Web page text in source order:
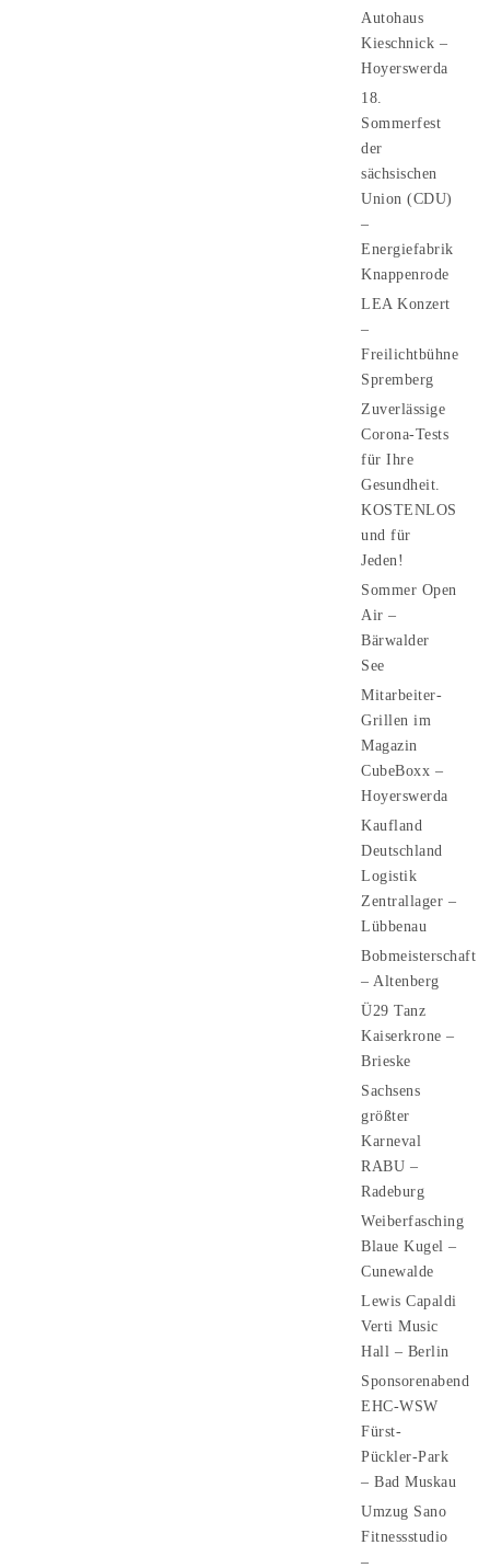
Autohaus
Kieschnick –
Hoyerswerda
18.
Sommerfest
der
sächsischen
Union (CDU)
–
Energiefabrik
Knappenrode
LEA Konzert
–
Freilichtbühne
Spremberg
Zuverlässige
Corona-Tests
für Ihre
Gesundheit.
KOSTENLOS
und für
Jeden!
Sommer Open
Air –
Bärwalder
See
Mitarbeiter-
Grillen im
Magazin
CubeBoxx –
Hoyerswerda
Kaufland
Deutschland
Logistik
Zentrallager –
Lübbenau
Bobmeisterschaft
– Altenberg
Ü29 Tanz
Kaiserkrone –
Brieske
Sachsens
größter
Karneval
RABU –
Radeburg
Weiberfasching
Blaue Kugel –
Cunewalde
Lewis Capaldi
Verti Music
Hall – Berlin
Sponsorenabend
EHC-WSW
Fürst-
Pückler-Park
– Bad Muskau
Umzug Sano
Fitnessstudio
–